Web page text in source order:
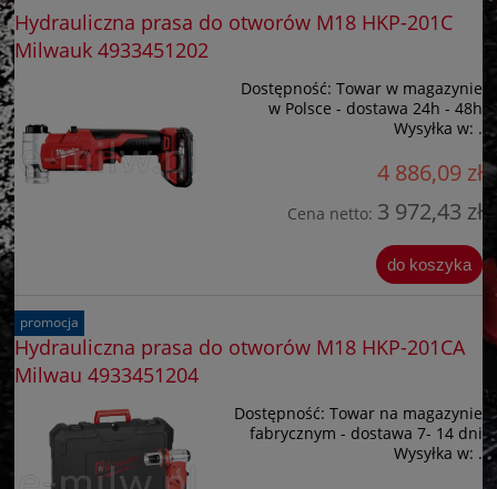
Hydrauliczna prasa do otworów M18 HKP-201C
Milwauk 4933451202
Dostępność: Towar w magazynie
w Polsce - dostawa 24h - 48h
Wysyłka w: .
4 886,09 zł
Cena netto: 3 972,43 zł
do koszyka
Hydrauliczna prasa do otworów M18 HKP-201CA
Milwau 4933451204
Dostępność: Towar na magazynie
fabrycznym - dostawa 7- 14 dni
Wysyłka w: .
promocja